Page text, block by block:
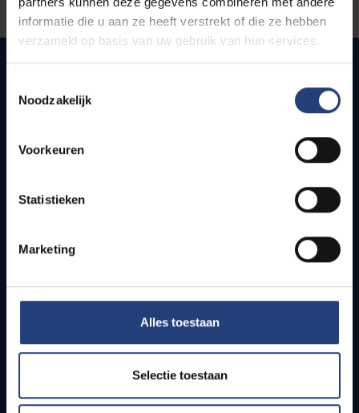
informatie die u aan ze heeft verstrekt of die ze hebben
verzameld op basis van uw gebruik van hun services.
Noodzakelijk
Voorkeuren
Statistieken
Marketing
Alles toestaan
Selectie toestaan
Quick links
How to get to the VUB campuses
Students
PhD students
Teachers and secondary schools